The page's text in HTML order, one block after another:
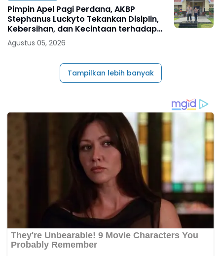
Pimpin Apel Pagi Perdana, AKBP
Stephanus Luckyto Tekankan Disiplin,
Kebersihan, dan Kecintaan terhadap
Organisasi
Agustus 05, 2026
Tampilkan lebih banyak